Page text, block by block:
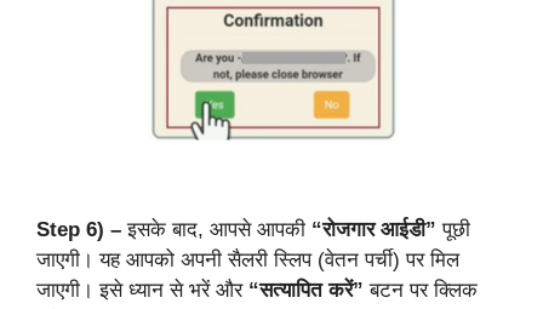
Step 6) – इसके बाद, आपसे आपकी “रोजगार आईडी” पूछी
जाएगी। यह आपको अपनी सैलरी स्लिप (वेतन पर्ची) पर मिल
जाएगी। इसे ध्यान से भरें और “सत्यापित करें” बटन पर क्लिक